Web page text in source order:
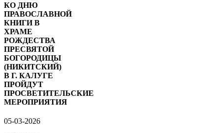
КО ДНЮ
ПРАВОСЛАВНОЙ
КНИГИ В
ХРАМЕ
РОЖДЕСТВА
ПРЕСВЯТОЙ
БОГОРОДИЦЫ
(НИКИТСКИЙ)
В Г. КАЛУГЕ
ПРОЙДУТ
ПРОСВЕТИТЕЛЬСКИЕ
МЕРОПРИЯТИЯ
05-03-2026